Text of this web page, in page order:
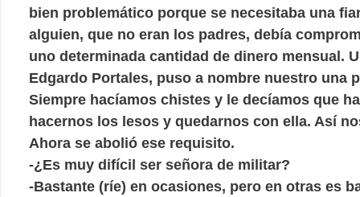
bien problemático porque se necesitaba una
alguien, que no eran los padres, debía
uno determinada cantidad de dinero mensual.
Edgardo Portales, puso a nombre nuestro una
Siempre hacíamos chistes y le decíamos que
hacernos los lesos y quedarnos con ella. Así
Ahora se abolió ese requisito.
-¿Es muy difícil ser señora de militar?
-Bastante (ríe) en ocasiones, pero en otras es